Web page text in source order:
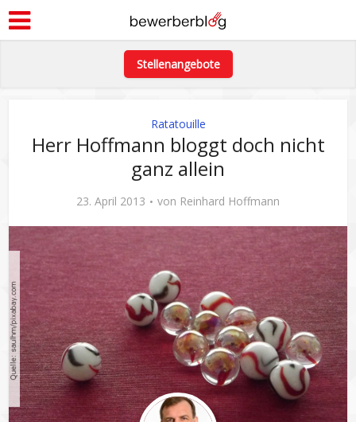
Stellenangebote
Ratatouille
Herr Hoffmann bloggt doch nicht
ganz allein
23. April 2013 von Reinhard Hoffmann